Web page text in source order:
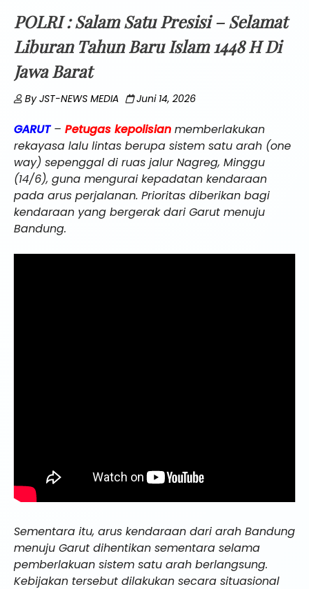
POLRI : Salam Satu Presisi – Selamat
Liburan Tahun Baru Islam 1448 H Di
Jawa Barat
ByJST-NEWS MEDIA Juni 14, 2026
GARUT– Petugas kepolisian memberlakukan
rekayasa lalu lintas berupa sistem satu arah (one
way) sepenggal di ruas jalur Nagreg, Minggu
(14/6), guna mengurai kepadatan kendaraan
pada arus perjalanan. Prioritas diberikan bagi
kendaraan yang bergerak dari Garut menuju
Bandung.
Sementara itu, arus kendaraan dari arah Bandung
menuju Garut dihentikan sementara selama
pemberlakuan sistem satu arah berlangsung.
Kebijakan tersebut dilakukan secara situasional